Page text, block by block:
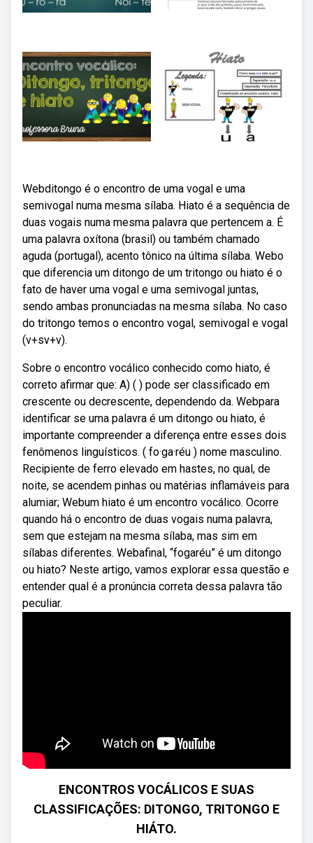
Webditongo é o encontro de uma vogal e uma
semivogal numa mesma sílaba. Hiato é a sequência de
duas vogais numa mesma palavra que pertencem a. É
uma palavra oxítona (brasil) ou também chamado
aguda (portugal), acento tônico na última sílaba. Webo
que diferencia um ditongo de um tritongo ou hiato é o
fato de haver uma vogal e uma semivogal juntas,
sendo ambas pronunciadas na mesma sílaba. No caso
do tritongo temos o encontro vogal, semivogal e vogal
(v+sv+v).
Sobre o encontro vocálico conhecido como hiato, é
correto afirmar que: A) ( ) pode ser classificado em
crescente ou decrescente, dependendo da. Webpara
identificar se uma palavra é um ditongo ou hiato, é
importante compreender a diferença entre esses dois
fenômenos linguísticos. ( fo·ga·réu ) nome masculino.
Recipiente de ferro elevado em hastes, no qual, de
noite, se acendem pinhas ou matérias inflamáveis para
alumiar; Webum hiato é um encontro vocálico. Ocorre
quando há o encontro de duas vogais numa palavra,
sem que estejam na mesma sílaba, mas sim em
sílabas diferentes. Webafinal, “fogaréu” é um ditongo
ou hiato? Neste artigo, vamos explorar essa questão e
entender qual é a pronúncia correta dessa palavra tão
peculiar.
ENCONTROS VOCÁLICOS E SUAS
CLASSIFICAÇÕES: DITONGO, TRITONGO E
HIÁTO.